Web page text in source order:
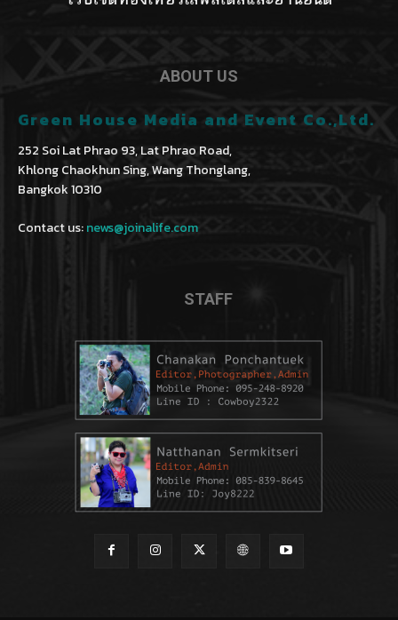
ABOUT US
Green House Media and Event Co.,Ltd.
252 Soi Lat Phrao 93, Lat Phrao Road,
Khlong Chaokhun Sing, Wang Thonglang,
Bangkok 10310
Contact us:news@joinalife.com
STAFF